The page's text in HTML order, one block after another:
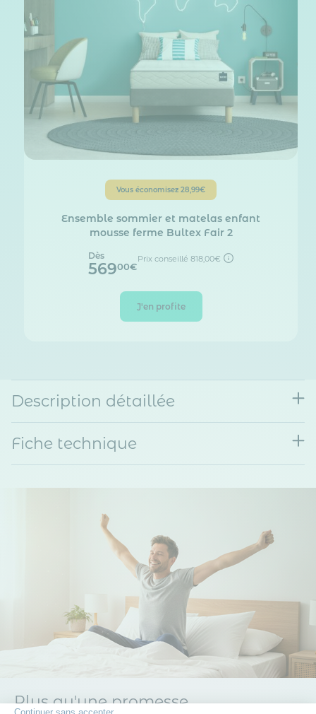
Vous économisez 28,99€
Ensemble sommier et matelas enfant
mousse ferme Bultex Fair 2
Dès
56900€
Prix conseillé 818,00€
J'en profite
Description détaillée
Fiche technique
Plus qu'une promesse